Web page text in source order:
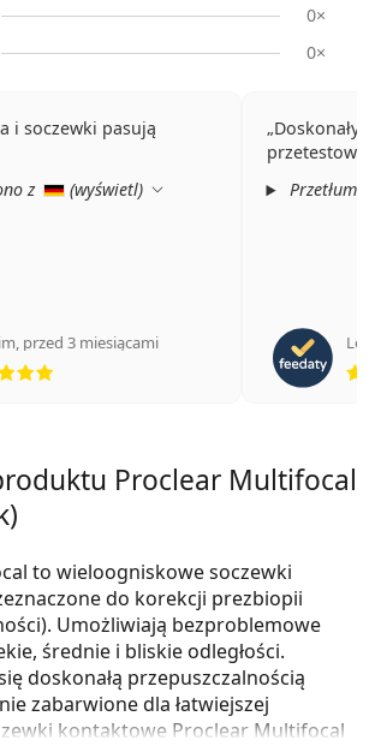
0×
0×
i soczewki pasują
z
(wyświetl)
, przed 3 miesiącami
ocena 5 z 5
Doskonały
Proclear Multifocal
to wieloogniskowe soczewki
do korekcji prezbiopii
Umożliwiają bezproblemowe
średnie i bliskie odległości.
doskonałą przepuszczalnością
zabarwione dla łatwiejszej
kontaktowe Proclear Multifocal